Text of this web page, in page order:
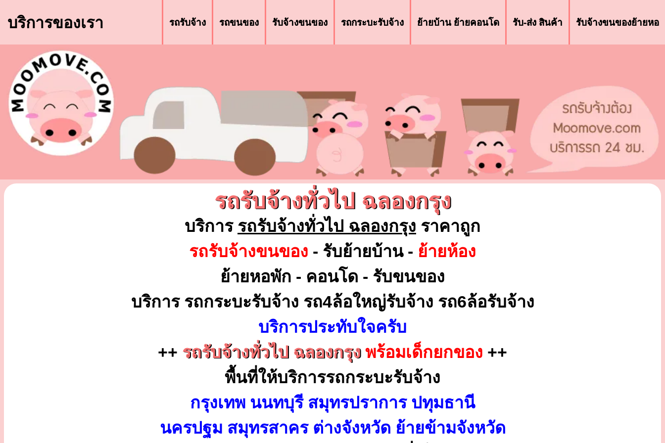
บริการของเรา รถรับจ้าง รถขนของ รับจ้างขนของ รถกระบะรับจ้าง ย้ายบ้าน ย้ายคอนโด รับ-ส่ง สินค้า รับจ้างขนของย้ายหอ
รถรับจ้างทั่วไป ฉลองกรุง
บริการ รถรับจ้างทั่วไป ฉลองกรุง ราคาถูก
รถรับจ้างขนของ - รับย้ายบ้าน - ย้ายห้อง
ย้ายหอพัก - คอนโด - รับขนของ
บริการ รถกระบะรับจ้าง รถ4ล้อใหญ่รับจ้าง รถ6ล้อรับจ้าง
บริการประทับใจครับ
++ รถรับจ้างทั่วไป ฉลองกรุง พร้อมเด็กยกของ ++
พื้นที่ให้บริการรถกระบะรับจ้าง
กรุงเทพ นนทบุรี สมุทรปราการ ปทุมธานี
นครปฐม สมุทรสาคร ต่างจังหวัด ย้ายข้ามจังหวัด